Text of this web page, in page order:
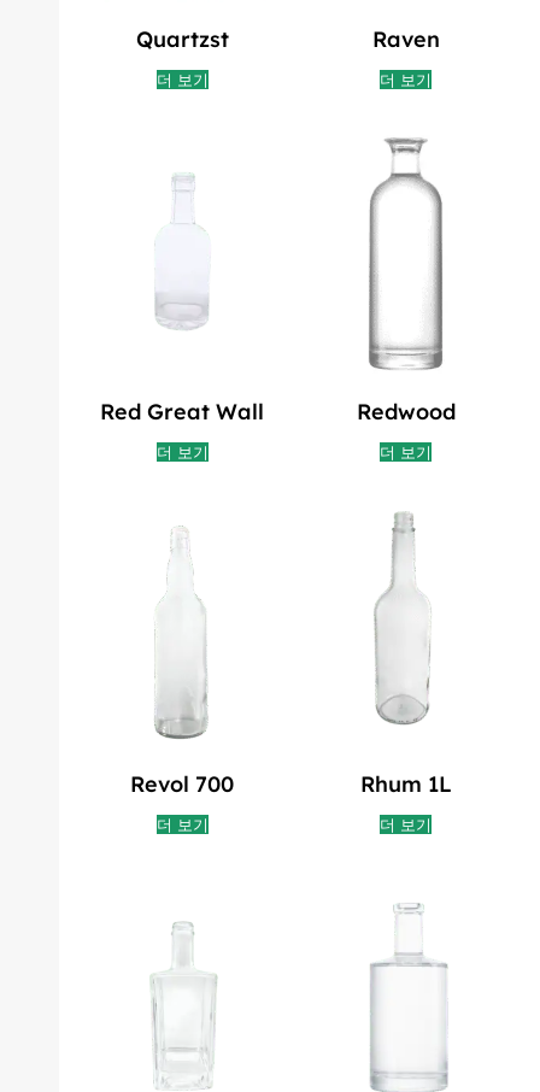
Quartzst
더 보기
Raven
더 보기
Red Great Wall
더 보기
Redwood
더 보기
Revol 700
더 보기
Rhum 1L
더 보기